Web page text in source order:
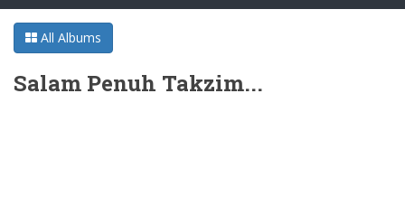
All Albums
Salam Penuh Takzim...